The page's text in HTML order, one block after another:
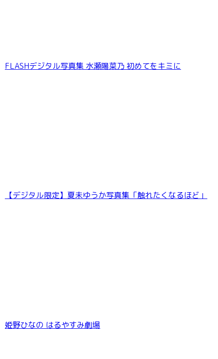
井上晴美ラスト写真集 或る女
FLASHデジタル写真集 水瀬陽菜乃 初めてをキミに
【デジタル限定】夏未ゆうか写真集「触れたくなるほど」
姫野ひなの はるやすみ劇場